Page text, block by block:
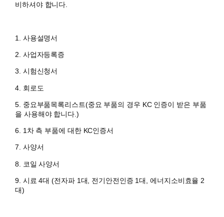
비하셔야 합니다.
1. 사용설명서
​2. 사업자등록증
3. 시험신청서
4. 회로도
5. 중요부품목록리스트(중요 부품의 경우 KC 인증이 받은 부품
을 사용해야 합니다.)
6. 1차 측 부품에 대한 KC인증서
7. 사양서
8. 코일 사양서
9. 시료 4대 (전자파 1대, 전기안전인증 1대, 에너지소비효율 2
대)